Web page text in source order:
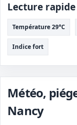
Lecture rapide
Température 29°C
Indice fort
Météo,
Nancy